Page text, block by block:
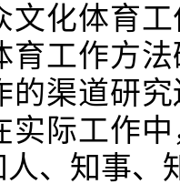
文化体育
育工作方
的渠道研
实际工作
、知事、